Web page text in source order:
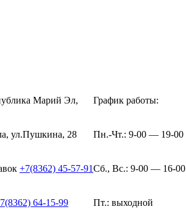
Марий Эл,
ул.Пушкина, 28
+7(8362) 45-57-91
64-15-99
График работы:
Пн.-Чт.: 9-00 — 19-00
Сб., Вс.: 9-00 — 16-00
Пт.: выходной